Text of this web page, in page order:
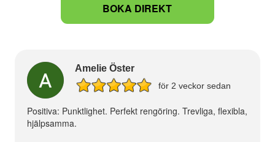
BOKA DIREKT
Amelie Öster
för 2 veckor sedan
Positiva: Punktlighet. Perfekt rengöring. Trevliga, flexibla,
hjälpsamma.